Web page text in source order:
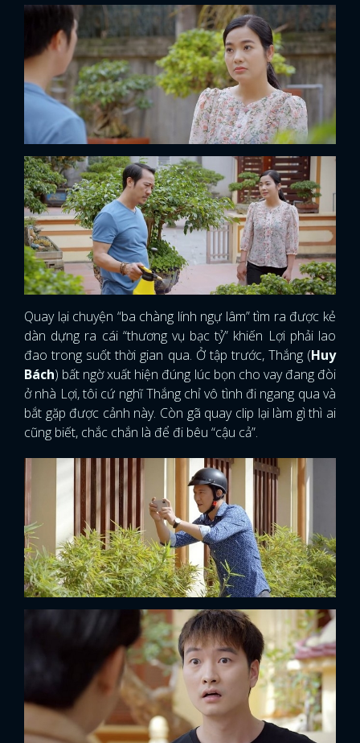
Quay lại chuyện “ba chàng lính ngự lâm” tìm ra được kẻ
dàn dựng ra cái “thương vụ bạc tỷ” khiến Lợi phải lao
đao trong suốt thời gian qua. Ở tập trước, Thắng (Huy
Bách) bất ngờ xuất hiện đúng lúc bọn cho vay đang đòi
ở nhà Lợi, tôi cứ nghĩ Thắng chỉ vô tình đi ngang qua và
bắt gặp được cảnh này. Còn gã quay clip lại làm gì thì ai
cũng biết, chắc chắn là để đi bêu “cậu cả”.